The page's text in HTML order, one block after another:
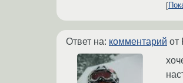
Ответ на: комментарий от